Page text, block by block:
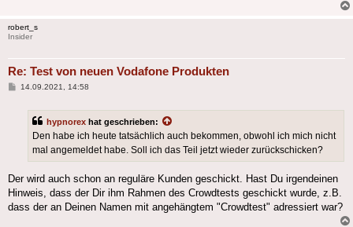
robert_s
Insider
Re: Test von neuen Vodafone Produkten
Beitrag
14.09.2021, 14:58
hypnorex hat geschrieben:
Den habe ich heute tatsächlich auch bekommen, obwohl ich mich nicht
mal angemeldet habe. Soll ich das Teil jetzt wieder zurückschicken?
Der wird auch schon an reguläre Kunden geschickt. Hast Du irgendeinen
Hinweis, dass der Dir ihm Rahmen des Crowdtests geschickt wurde, z.B.
dass der an Deinen Namen mit angehängtem "Crowdtest" adressiert war?